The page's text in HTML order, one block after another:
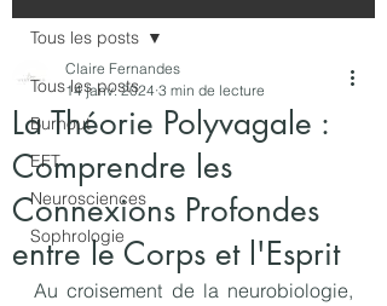
Tous les posts
Burnout
EFT
Neurosciences
Sophrologie
Tous les posts
La Théorie Polyvagale :
Comprendre les
Connexions Profondes
entre le Corps et l'Esprit
Claire Fernandes
14 janv. 2024 3 min de lecture
Au croisement de la neurobiologie,